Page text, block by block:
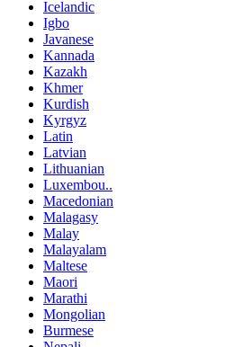
Icelandic
Igbo
Javanese
Kannada
Kazakh
Khmer
Kurdish
Kyrgyz
Latin
Latvian
Lithuanian
Luxembou..
Macedonian
Malagasy
Malay
Malayalam
Maltese
Maori
Marathi
Mongolian
Burmese